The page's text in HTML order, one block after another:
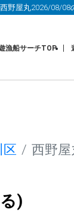
西野屋丸2026/08/08
漁船サーチTOP
区 西野屋
)